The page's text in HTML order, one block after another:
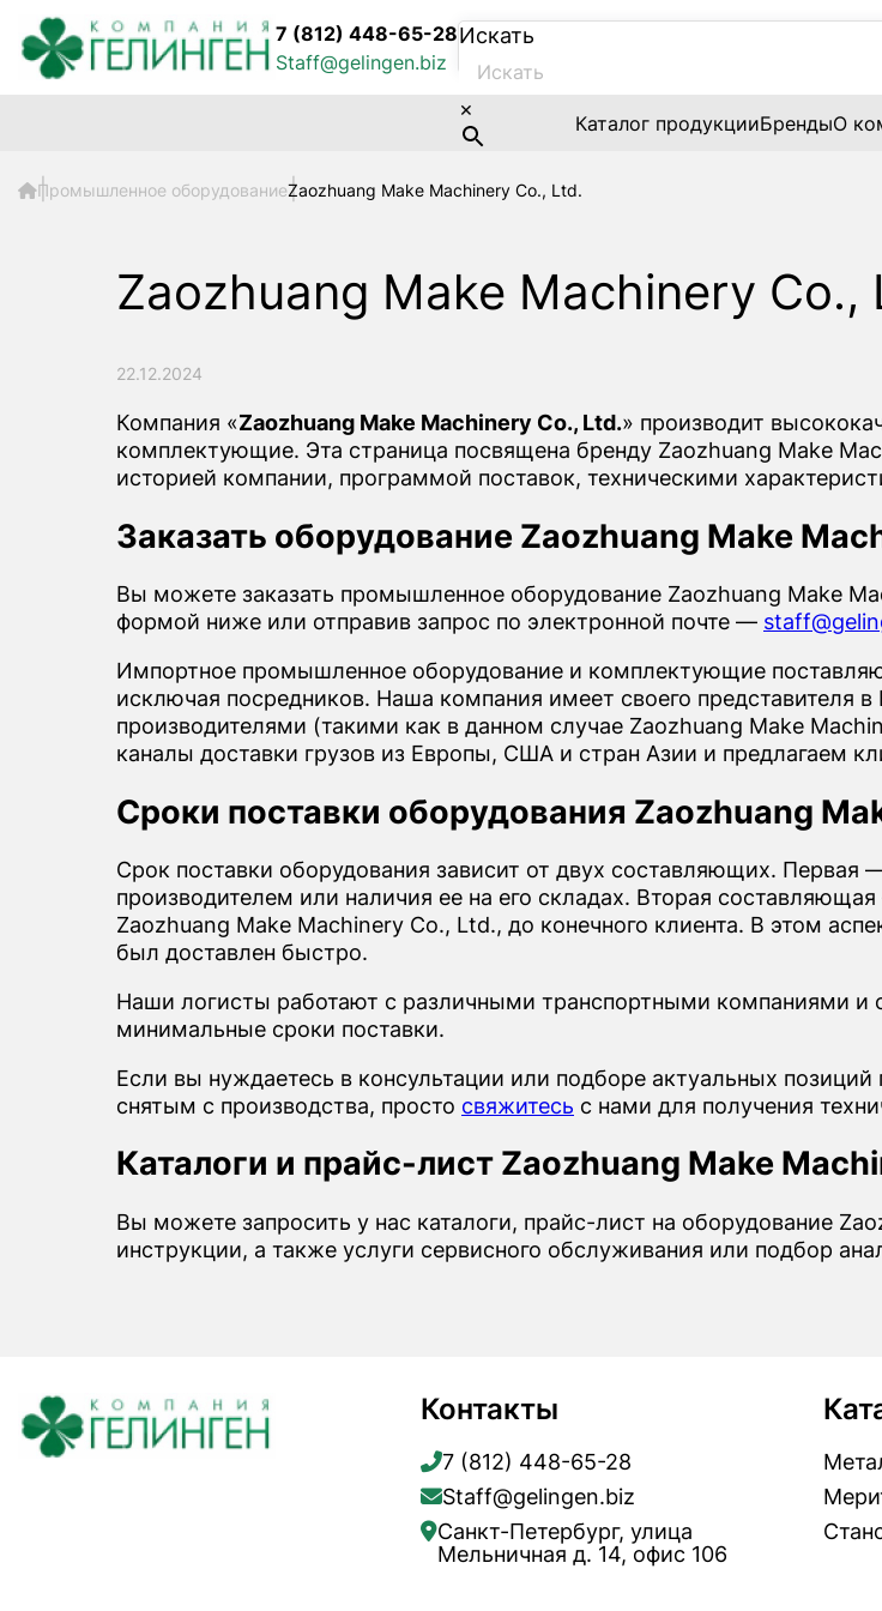
7 (812) 448-65-28
Staff@gelingen.biz
Искать
×
Каталог продукцииБрендыО
Промышленное оборудованиеZaozhuang Make Machinery Co., Ltd.
Zaozhuang Make Machinery Co.,
22.12.2024
Компания «Zaozhuang Make Machinery Co., Ltd.» производит
комплектующие. Эта страница посвящена бренду Zaozhuang Make
историей компании, программой поставок, техническими
Заказать оборудование Zaozhuang Make
Вы можете заказать промышленное оборудование Zaozhuang Make
формой ниже или отправив запрос по электронной почте —
Импортное промышленное оборудование и комплектующие
исключая посредников. Наша компания имеет своего представителя
производителями (такими как в данном случае Zaozhuang Make
каналы доставки грузов из Европы, США и стран Азии и предлагаем
Сроки поставки оборудования Zaozhuang
Срок поставки оборудования зависит от двух составляющих. Первая
производителем или наличия ее на его складах. Вторая
Zaozhuang Make Machinery Co., Ltd., до конечного клиента. В этом
был доставлен быстро.
Наши логисты работают с различными транспортными компаниями и
минимальные сроки поставки.
Если вы нуждаетесь в консультации или подборе актуальных
снятым с производства, просто свяжитесь с нами для получения
Каталоги и прайс-лист Zaozhuang Make
Вы можете запросить у нас каталоги, прайс-лист на оборудование
инструкции, а также услуги сервисного обслуживания или подбор
Контакты
7 (812) 448-65-28
Staff@gelingen.biz
Санкт-Петербург, улица
Мельничная д. 14, офис 106